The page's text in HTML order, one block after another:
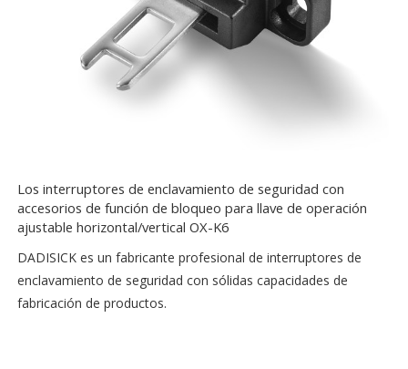
Los interruptores de enclavamiento de seguridad con
accesorios de función de bloqueo para llave de operación
ajustable horizontal/vertical OX-K6
DADISICK es un fabricante profesional de interruptores de
enclavamiento de seguridad con sólidas capacidades de
fabricación de productos.